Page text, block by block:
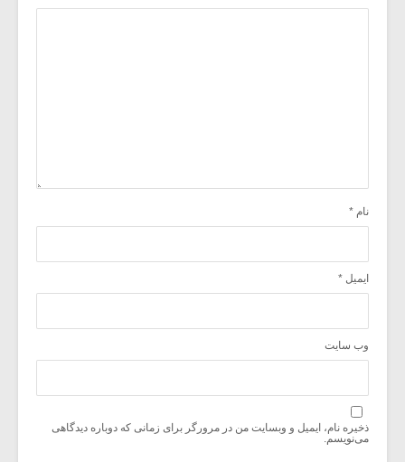
نام *
ایمیل *
وب‌ سایت
ذخیره نام، ایمیل و وبسایت من در مرورگر برای زمانی که دوباره دیدگاهی
می‌نویسم.